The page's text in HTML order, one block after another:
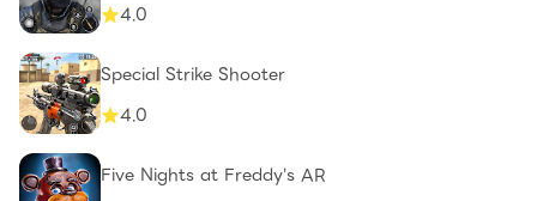
4.0
Special Strike Shooter
4.0
Five Nights at Freddy's AR